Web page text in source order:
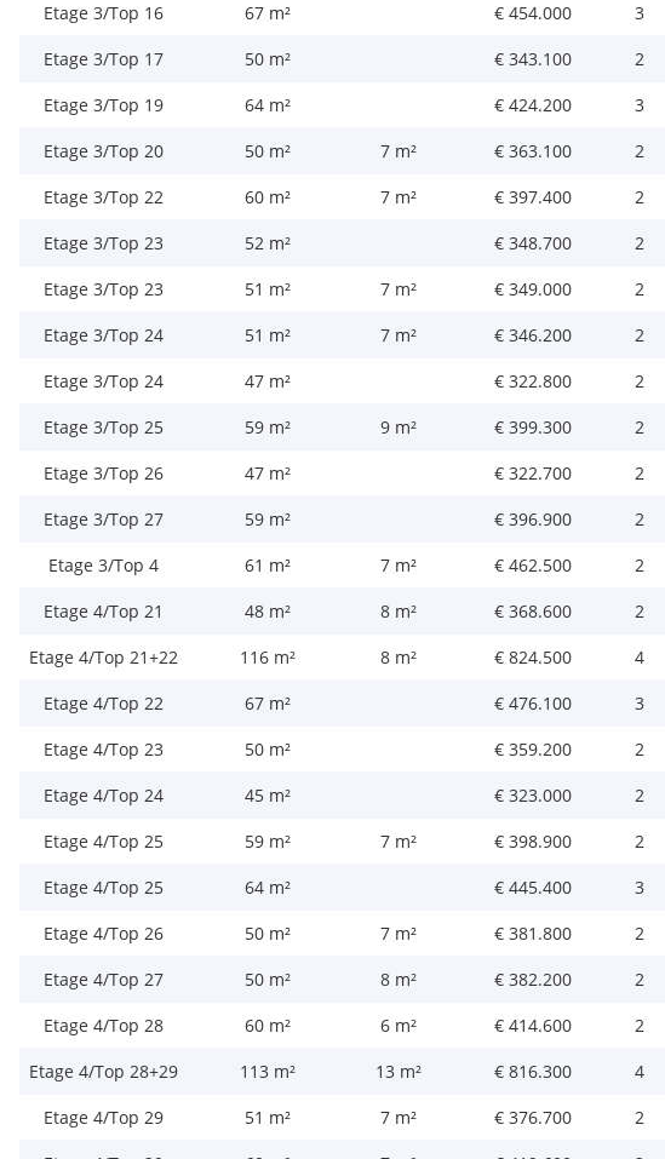
Etage 3/Top 16
67 m² € 454.000
3
Etage 3/Top 17
50 m² € 343.100
2
Etage 3/Top 19
64 m² € 424.200
3
Etage 3/Top 20
50 m² 7 m² € 363.100
2
Etage 3/Top 22
60 m² 7 m² € 397.400
2
Etage 3/Top 23
52 m² € 348.700
2
Etage 3/Top 23
51 m² 7 m² € 349.000
2
Etage 3/Top 24
51 m² 7 m² € 346.200
2
Etage 3/Top 24
47 m² € 322.800
2
Etage 3/Top 25
59 m² 9 m² € 399.300
2
Etage 3/Top 26
47 m² € 322.700
2
Etage 3/Top 27
59 m² € 396.900
2
Etage 3/Top 4
61 m² 7 m² € 462.500
2
Etage 4/Top 21
48 m² 8 m² € 368.600
2
Etage 4/Top 21+22
116 m² 8 m² € 824.500
4
Etage 4/Top 22
67 m² € 476.100
3
Etage 4/Top 23
50 m² € 359.200
2
Etage 4/Top 24
45 m² € 323.000
2
Etage 4/Top 25
59 m² 7 m² € 398.900
2
Etage 4/Top 25
64 m² € 445.400
3
Etage 4/Top 26
50 m² 7 m² € 381.800
2
Etage 4/Top 27
50 m² 8 m² € 382.200
2
Etage 4/Top 28
60 m² 6 m² € 414.600
2
Etage 4/Top 28+29
113 m² 13 m² € 816.300
4
Etage 4/Top 29
51 m² 7 m² € 376.700
2